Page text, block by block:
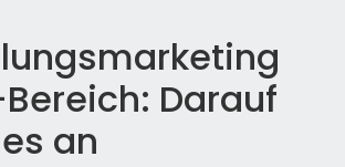
Darauf
an